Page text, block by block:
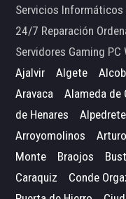
Servicios
24/7 Reparación
Servidores Gaming
Ajalvir
Algete
Aravaca
Alameda de
de Henares
Alpedrete
Arroyomolinos
Monte
Braojos
Caraquiz
Conde